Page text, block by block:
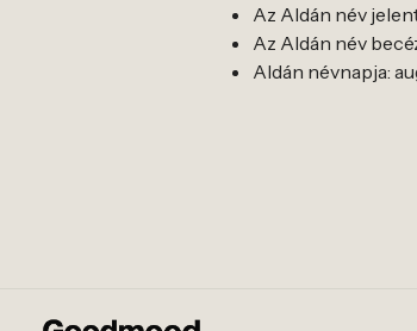
Az Aldán név
Az Aldán név
Aldán névnapja: